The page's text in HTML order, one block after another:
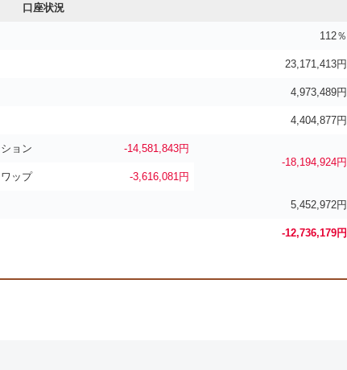
口座状況
112％
23,171,413円
4,973,489円
4,404,877円
ョン
-14,581,843円
-18,194,924円
ワップ
-3,616,081円
5,452,972円
-12,736,179円